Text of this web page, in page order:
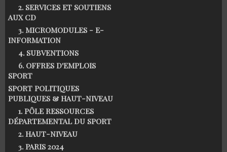
2. SERVICES ET SOUTIENS
AUX CD
3. MICROMODULES - E-
INFORMATION
4. SUBVENTIONS
6. OFFRES D'EMPLOIS
SPORT
SPORT POLITIQUES
PUBLIQUES & HAUT-NIVEAU
1. PÔLE RESSOURCES
DÉPARTEMENTAL DU SPORT
2. HAUT-NIVEAU
3. PARIS 2024